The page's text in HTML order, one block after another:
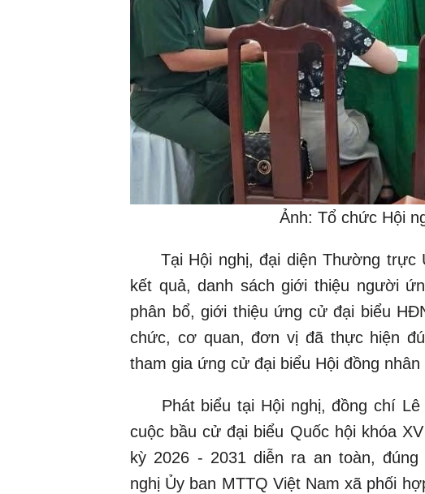
Ảnh: Tổ chức Hội
Tại Hội nghị, đại diện Thường trực
kết quả, danh sách giới thiệu người
phân bổ, giới thiệu ứng cử đại biểu
chức, cơ quan, đơn vị đã thực hiện
tham gia ứng cử đại biểu Hội đồng
Phát biểu tại Hội nghị, đồng chí Lê
cuộc bầu cử đại biểu Quốc hội khóa
kỳ 2026 - 2031 diễn ra an toàn,
nghị Ủy ban MTTQ Việt Nam xã phối